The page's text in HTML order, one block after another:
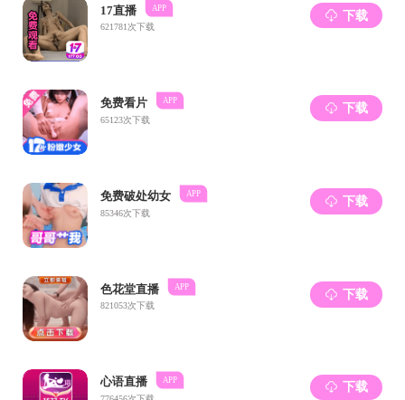
学生第二党支部（笃行党支部）
上页